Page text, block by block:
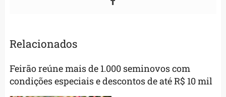
Relacionados
Feirão reúne mais de 1.000 seminovos com
condições especiais e descontos de até R$ 10 mil